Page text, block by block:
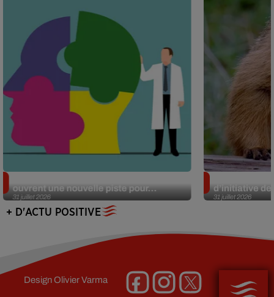
31 juillet 2026
ouvrent une nouvelle piste pour...
31 juillet 2026
d’initiative
+ D'ACTU POSITIVE
DesignOlivier Varma